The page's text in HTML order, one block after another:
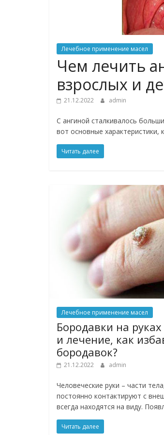
Лечебное применение масел
Чем лечить
взрослых и
21.12.2022 admin
С ангиной сталкивалось
вот основные характеристики,
Читать далее
Лечебное применение масел
Бородавки на
и лечение, как
бородавок?
21.12.2022 admin
Человеческие руки – части
постоянно контактируют с
всегда находятся на виду.
Читать далее